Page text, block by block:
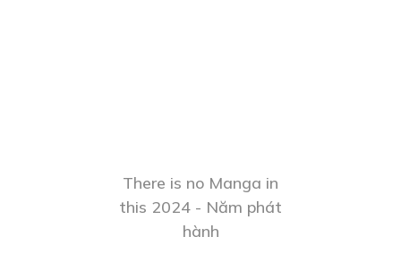
There is no Manga in
this 2024 - Năm phát
hành